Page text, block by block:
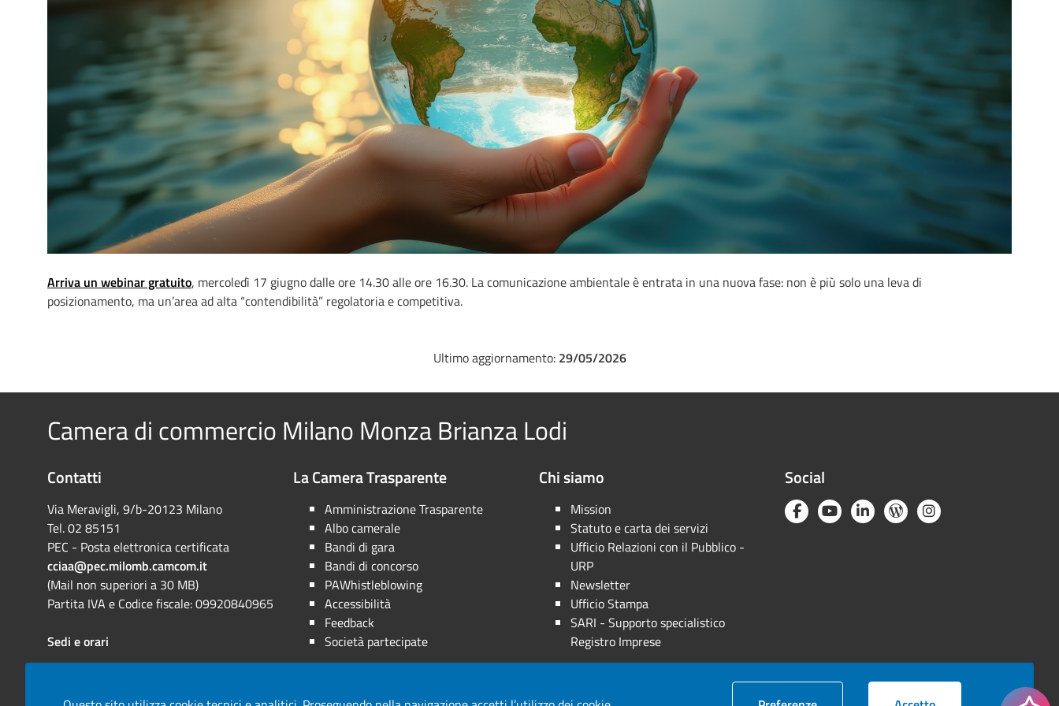
Arriva un webinar gratuito, mercoledì 17 giugno dalle ore 14.30 alle ore 16.30. La comunicazione ambientale è entrata in una nuova fase: non è più solo una leva di
posizionamento, ma un’area ad alta “contendibilità” regolatoria e competitiva.
Ultimo aggiornamento: 29/05/2026
Camera di commercio Milano Monza Brianza Lodi
Contatti
Via Meravigli, 9/b-20123 Milano
Tel. 02 85151
PEC - Posta elettronica certificata
cciaa@pec.milomb.camcom.it
(Mail non superiori a 30 MB)
Partita IVA e Codice fiscale: 09920840965
Sedi e orari
La Camera Trasparente
Amministrazione Trasparente
Albo camerale
Bandi di gara
Bandi di concorso
PAWhistleblowing
Accessibilità
Feedback
Società partecipate
Chi siamo
Mission
Statuto e carta dei servizi
Ufficio Relazioni con il Pubblico -
URP
Newsletter
Ufficio Stampa
SARI - Supporto specialistico
Registro Imprese
Social